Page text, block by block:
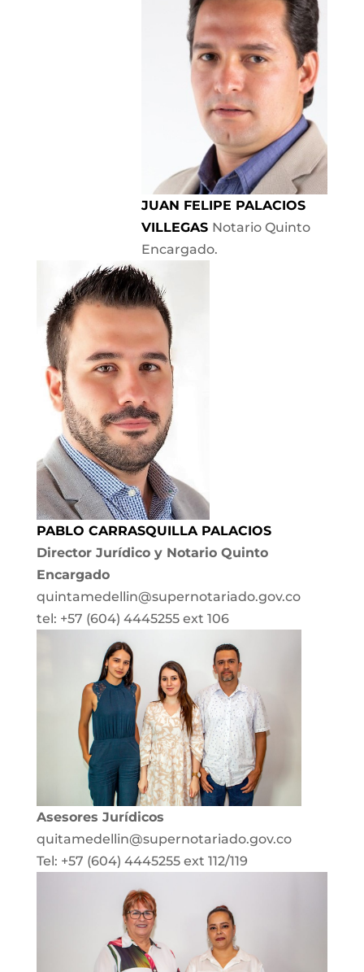
JUAN FELIPE PALACIOS
VILLEGAS Notario Quinto
Encargado.
PABLO CARRASQUILLA PALACIOS
Director Jurídico y Notario Quinto
Encargado
quintamedellin@supernotariado.gov.co
tel: +57 (604) 4445255 ext 106
Asesores Jurídicos
quitamedellin@supernotariado.gov.co
Tel: +57 (604) 4445255 ext 112/119